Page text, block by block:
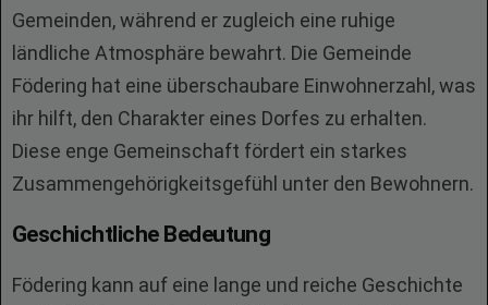
Gemeinden, während er zugleich eine ruhige
ländliche Atmosphäre bewahrt. Die Gemeinde
Födering hat eine überschaubare Einwohnerzahl, was
ihr hilft, den Charakter eines Dorfes zu erhalten.
Diese enge Gemeinschaft fördert ein starkes
Zusammengehörigkeitsgefühl unter den Bewohnern.
Geschichtliche Bedeutung
Födering kann auf eine lange und reiche Geschichte